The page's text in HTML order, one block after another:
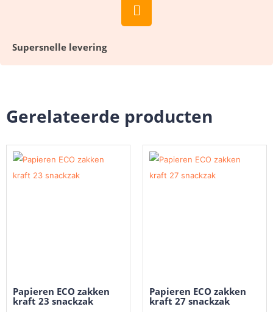
Supersnelle levering
Gerelateerde producten
Papieren ECO zakken
kraft 23 snackzak
Papieren ECO zakken
kraft 27 snackzak